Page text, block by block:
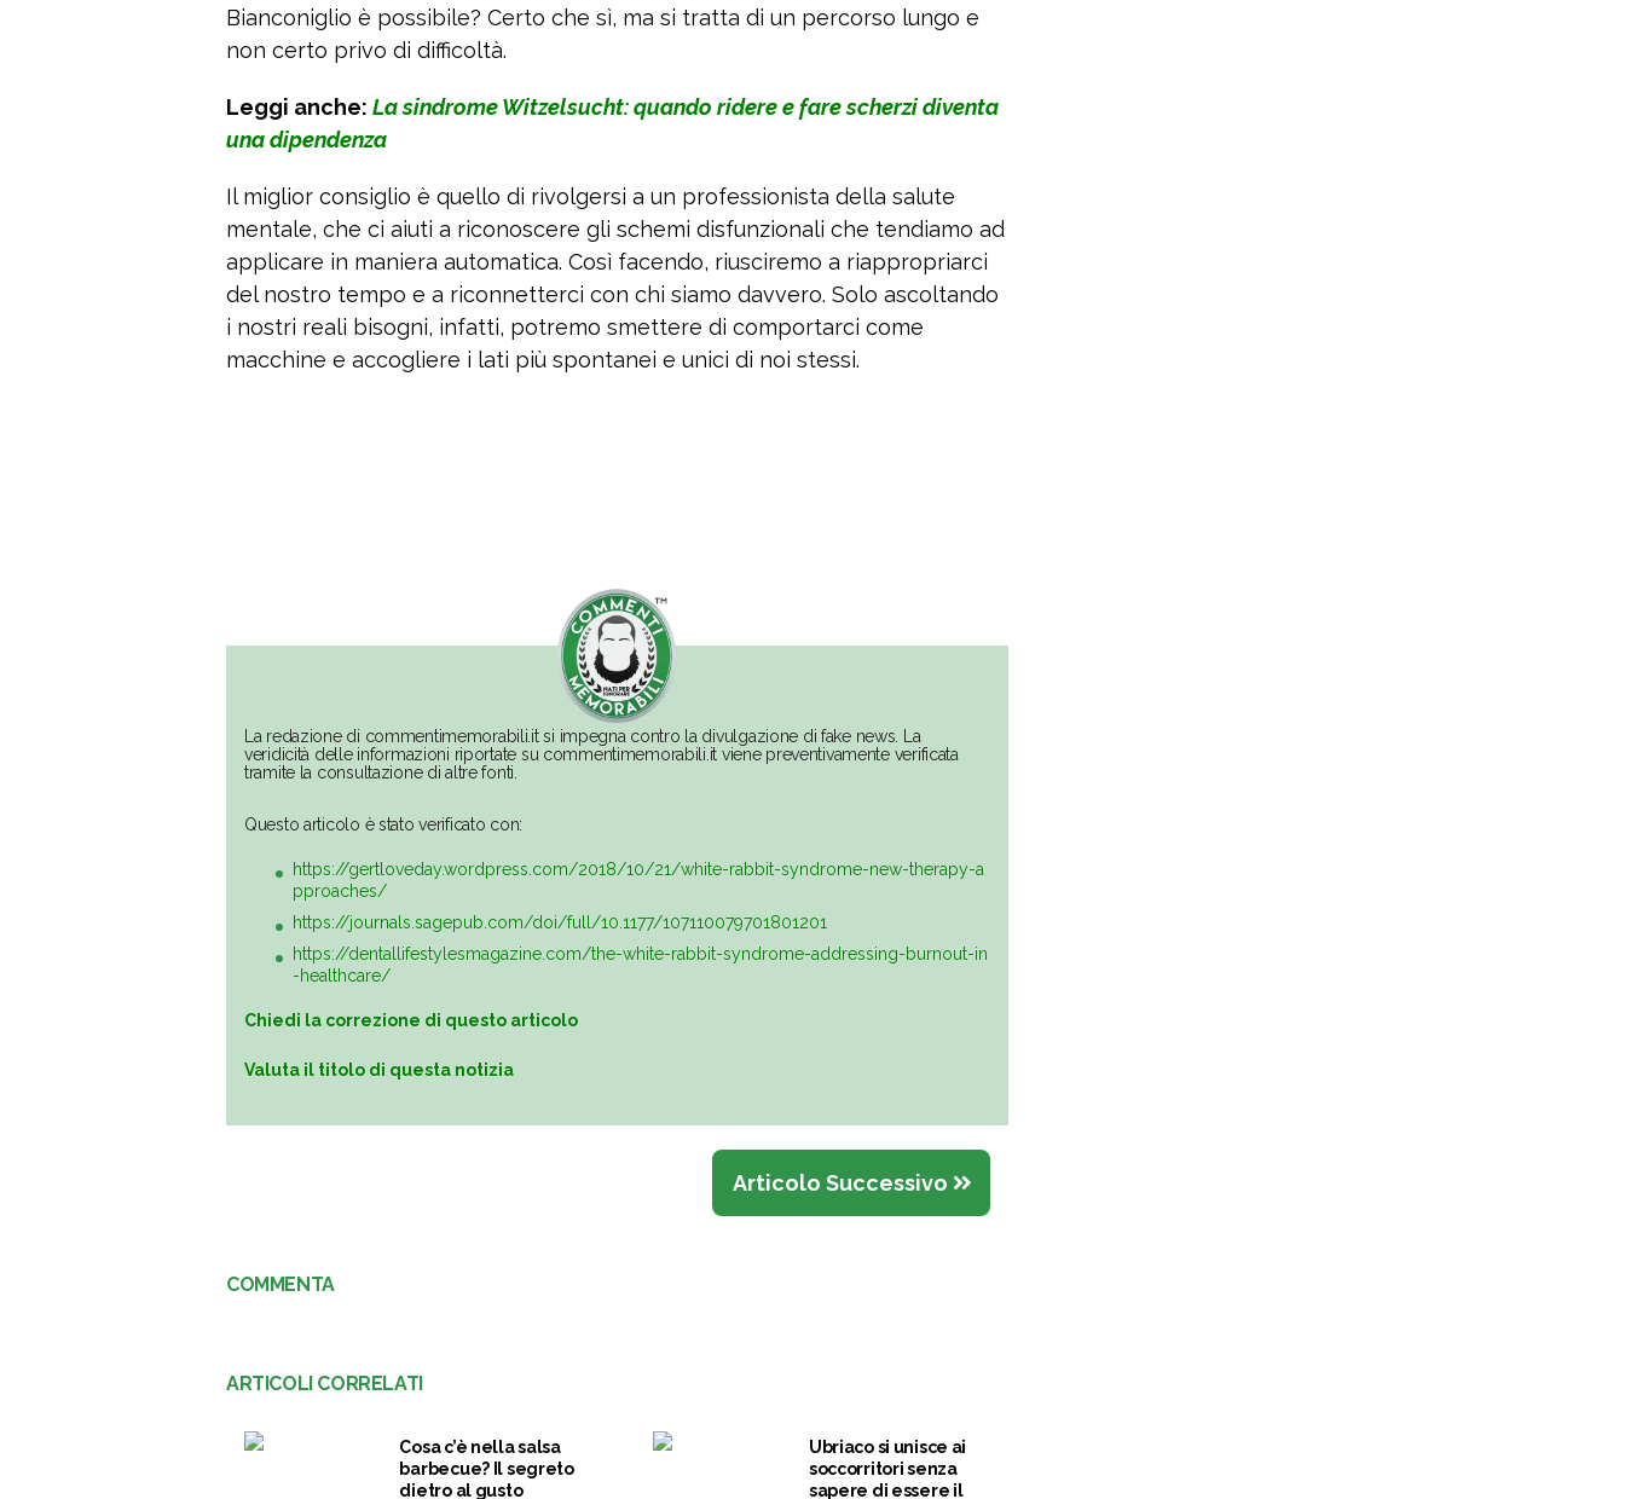
Bianconiglio è possibile? Certo che sì, ma si tratta di un percorso lungo e
non certo privo di difficoltà.
Leggi anche: La sindrome Witzelsucht: quando ridere e fare scherzi diventa
una dipendenza
Il miglior consiglio è quello di rivolgersi a un professionista della salute
mentale, che ci aiuti a riconoscere gli schemi disfunzionali che tendiamo ad
applicare in maniera automatica. Così facendo, riusciremo a riappropriarci
del nostro tempo e a riconnetterci con chi siamo davvero. Solo ascoltando
i nostri reali bisogni, infatti, potremo smettere di comportarci come
macchine e accogliere i lati più spontanei e unici di noi stessi.
La redazione di commentimemorabili.it si impegna contro la divulgazione di fake news. La
veridicità delle informazioni riportate su commentimemorabili.it viene preventivamente verificata
tramite la consultazione di altre fonti.
Questo articolo è stato verificato con:
https://gertloveday.wordpress.com/2018/10/21/white-rabbit-syndrome-new-therapy-a
pproaches/
https://journals.sagepub.com/doi/full/10.1177/107110079701801201
https://dentallifestylesmagazine.com/the-white-rabbit-syndrome-addressing-burnout-in
-healthcare/
Chiedi la correzione di questo articolo
Valuta il titolo di questa notizia
Articolo Successivo
COMMENTA
ARTICOLI CORRELATI
Cosa c’è nella salsa
barbecue? Il segreto
dietro al gusto
Ubriaco si unisce ai
soccorritori senza
sapere di essere il